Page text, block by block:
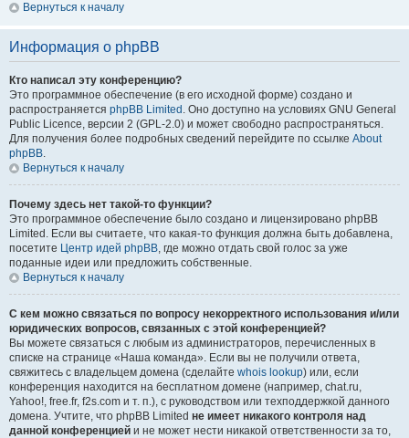
Вернуться к началу
Информация о phpBB
Кто написал эту конференцию?
Это программное обеспечение (в его исходной форме) создано и
распространяется phpBB Limited . Оно доступно на условиях GNU General
Public Licence, версии 2 (GPL-2.0) и может свободно распространяться.
Для получения более подробных сведений перейдите по ссылке About
phpBB.
Вернуться к началу
Почему здесь нет такой-то функции?
Это программное обеспечение было создано и лицензировано phpBB
Limited. Если вы считаете, что какая-то функция должна быть добавлена,
посетите Центр идей phpBB, где можно отдать свой голос за уже
поданные идеи или предложить собственные.
Вернуться к началу
С кем можно связаться по вопросу некорректного использования и/или
юридических вопросов, связанных с этой конференцией?
Вы можете связаться с любым из администраторов, перечисленных в
списке на странице «Наша команда». Если вы не получили ответа,
свяжитесь с владельцем домена (сделайте whois lookup) или, если
конференция находится на бесплатном домене (например, chat.ru,
Yahoo!, free.fr, f2s.com и т. п.), с руководством или техподдержкой данного
домена. Учтите, что phpBB Limited не имеет никакого контроля над
данной конференцией и не может нести никакой ответственности за то,